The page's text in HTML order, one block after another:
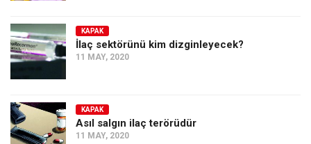
KAPAK
İlaç sektörünü kim dizginleyecek?
11 MAY, 2020
KAPAK
Asıl salgın ilaç terörüdür
11 MAY, 2020